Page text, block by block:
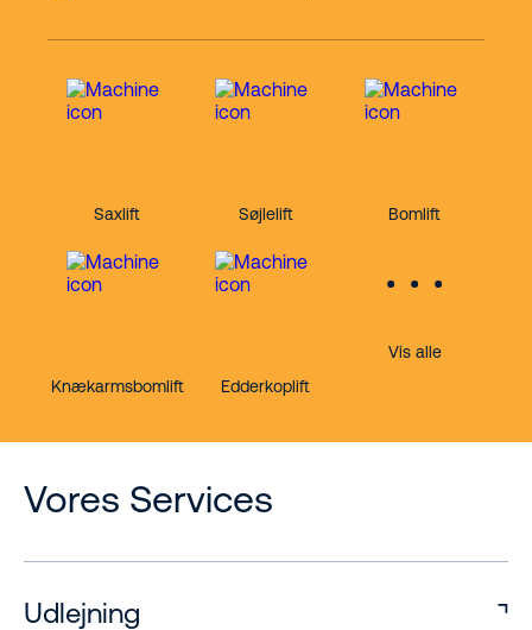
Saxlift Søjlelift Bomlift
Knækarmsbomlift Edderkoplift
Vis alle
Vores Services
Udlejning